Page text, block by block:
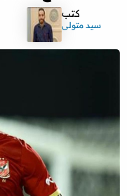
كتب
سيد متولى